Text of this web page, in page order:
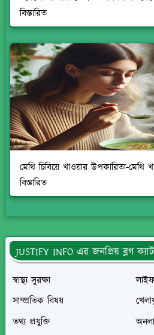
বিস্তারিত
মেথি চিবিয়ে খাওয়ার উপকারিতা-মেথি
বিস্তারিত
JUSTIFY INFO এর জনপ্রিয় ব্লগ
স্বাস্থ্য সুরক্ষা
সাম্প্রতিক বিষয়
তথ্য প্রযুক্তি